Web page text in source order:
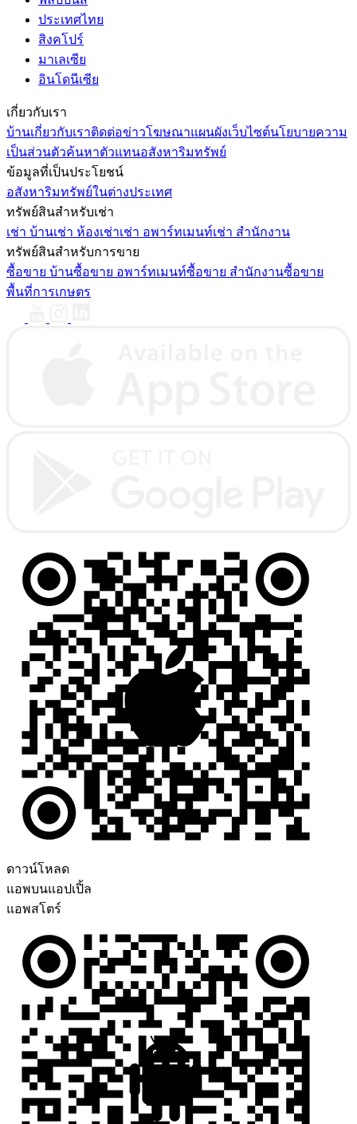
ประเทศไทย
สิงคโปร์
มาเลเซีย
อินโดนีเซีย
เกี่ยวกับเรา
บ้านเกี่ยวกับเราติดต่อข่าวโฆษณาแผนผังเว็บไซต์นโยบายความ
เป็นส่วนตัวค้นหาตัวแทนอสังหาริมทรัพย์
ข้อมูลที่เป็นประโยชน์
อสังหาริมทรัพย์ในต่างประเทศ
ทรัพย์สินสำหรับเช่า
เช่า บ้านเช่า ห้องเช่าเช่า อพาร์ทเมนท์เช่า สำนักงาน
ทรัพย์สินสำหรับการขาย
ซื้อขาย บ้านซื้อขาย อพาร์ทเมนท์ซื้อขาย สำนักงานซื้อขาย
พื้นที่การเกษตร
ดาวน์โหลด
แอพบนแอปเปิ้ล
แอพสโตร์